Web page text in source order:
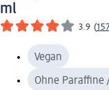
ml
3.9 (
Vegan
Ohne Paraffine